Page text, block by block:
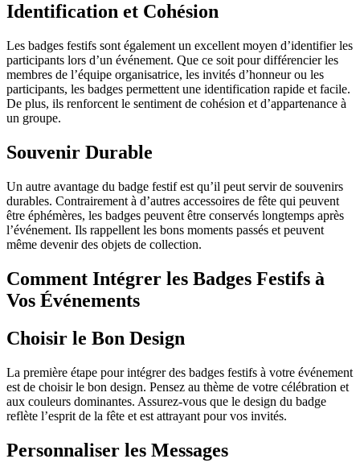
Identification et Cohésion
Les badges festifs sont également un excellent moyen d’identifier les
participants lors d’un événement. Que ce soit pour différencier les
membres de l’équipe organisatrice, les invités d’honneur ou les
participants, les badges permettent une identification rapide et facile.
De plus, ils renforcent le sentiment de cohésion et d’appartenance à
un groupe.
Souvenir Durable
Un autre avantage du badge festif est qu’il peut servir de souvenirs
durables. Contrairement à d’autres accessoires de fête qui peuvent
être éphémères, les badges peuvent être conservés longtemps après
l’événement. Ils rappellent les bons moments passés et peuvent
même devenir des objets de collection.
Comment Intégrer les Badges Festifs à
Vos Événements
Choisir le Bon Design
La première étape pour intégrer des badges festifs à votre événement
est de choisir le bon design. Pensez au thème de votre célébration et
aux couleurs dominantes. Assurez-vous que le design du badge
reflète l’esprit de la fête et est attrayant pour vos invités.
Personnaliser les Messages